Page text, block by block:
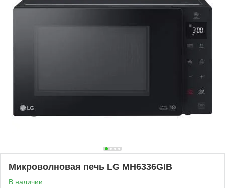
Микроволновая печь LG MH6336GIB
В наличии